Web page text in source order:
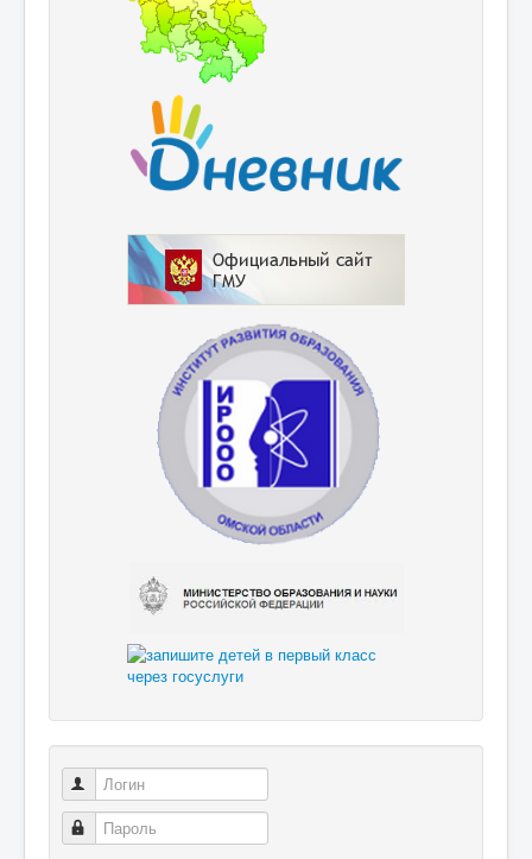
Школьный медиацентр
Приём детей в 1 класс
Детские организации
Логин
Пароль